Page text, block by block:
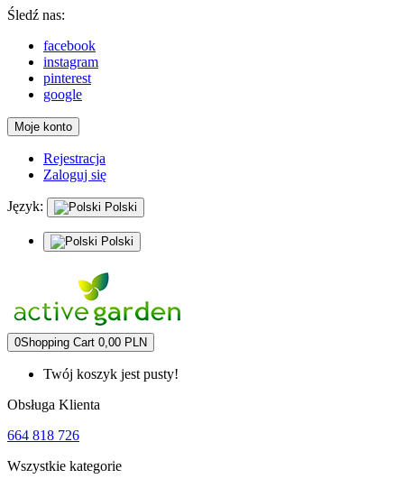
Śledź nas:
facebook
instagram
pinterest
google
Moje konto
Rejestracja
Zaloguj się
Język: Polski
Polski
0Shopping Cart 0,00 PLN
Twój koszyk jest pusty!
Obsługa Klienta
664 818 726
Wszystkie kategorie